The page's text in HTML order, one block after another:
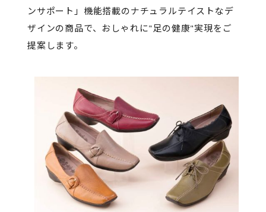
ンサポート」機能搭載のナチュラルテイストなデ
ザインの商品で、おしゃれに"足の健康"実現をご
提案します。